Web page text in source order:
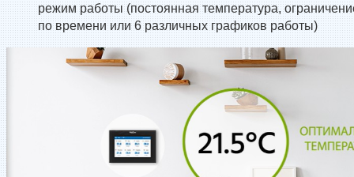
режим работы (постоянная температура,
по времени или 6 различных графиков работы)